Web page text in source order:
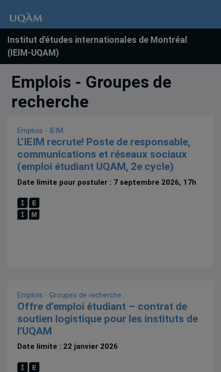
Institut d'études internationales de Montréal
(IEIM-UQAM)
Emplois - Groupes de
recherche
Emplois - IEIM
L’IEIM recrute! Poste de responsable,
communications et réseaux sociaux
(emploi étudiant UQAM, 2e cycle)
Date limite pour postuler : 7 septembre 2026, 17h
Emplois - Groupes de recherche
Offre d’emploi étudiant – contrat de
soutien logistique pour les instituts de
l’UQAM
Date limite : 22 janvier 2026